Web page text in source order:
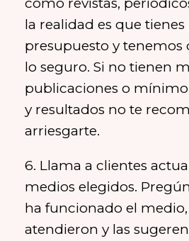
como revistas,
la realidad es que tienes
presupuesto y tenemos
lo seguro. Si no tienen
publicaciones o
y resultados no te
arriesgarte.
6. Llama a clientes
medios elegidos.
ha funcionado el
atendieron y las